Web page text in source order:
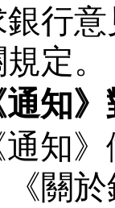
行
定。
通知
知
《關